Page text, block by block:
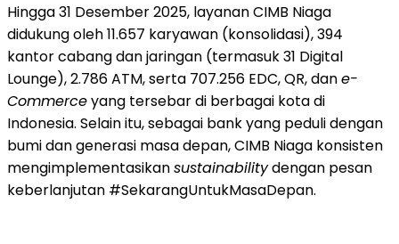
Hingga 31 Desember 2025, layanan CIMB Niaga
didukung oleh 11.657 karyawan (konsolidasi), 394
kantor cabang dan jaringan (termasuk 31 Digital
Lounge), 2.786 ATM, serta 707.256 EDC, QR, dane-
Commerceyang tersebar di berbagai kota di
Indonesia. Selain itu, sebagai bank yang peduli dengan
bumi dan generasi masa depan, CIMB Niaga konsisten
mengimplementasikansustainabilitydengan pesan
keberlanjutan #SekarangUntukMasaDepan.